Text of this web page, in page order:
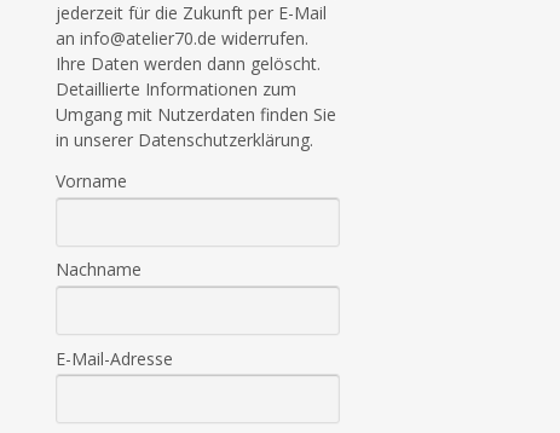
jederzeit für die Zukunft per E-Mail
an info@atelier70.de widerrufen.
Ihre Daten werden dann gelöscht.
Detaillierte Informationen zum
Umgang mit Nutzerdaten finden Sie
in unserer Datenschutzerklärung.
Vorname
Nachname
E-Mail-Adresse